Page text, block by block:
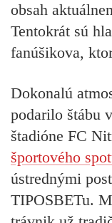
obsah
Tentokrát sú
fanúšikova,
Dokonalú
podarilo štábu
štadióne FC
športového
ústrednými
TIPOSBETu.